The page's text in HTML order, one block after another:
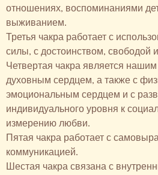
отношениях, воспоминаниями
выживанием.
Третья чакра работает с
силы, с достоинством, свободой
Четвертая чакра является
духовным сердцем, а также с
эмоциональным сердцем и с
индивидуального уровня к
измерению любви.
Пятая чакра работает с
коммуникацией.
Шестая чакра связана с